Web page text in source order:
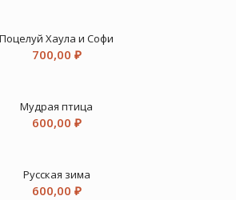
Поцелуй Хаула и Софи
700,00 ₽
Мудрая птица
600,00 ₽
Русская зима
600,00 ₽